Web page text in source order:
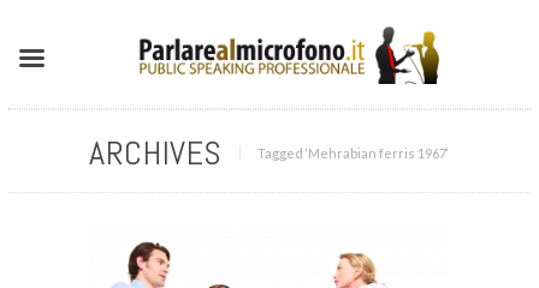
ARCHIVES Tagged ‘Mehrabian ferris 1967‘